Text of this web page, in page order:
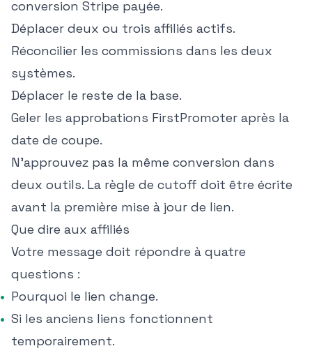
conversion Stripe payée.
Déplacer deux ou trois affiliés actifs.
Réconcilier les commissions dans les deux
systèmes.
Déplacer le reste de la base.
Geler les approbations FirstPromoter après la
date de coupe.
N'approuvez pas la même conversion dans
deux outils. La règle de cutoff doit être écrite
avant la première mise à jour de lien.
Que dire aux affiliés
Votre message doit répondre à quatre
questions :
Pourquoi le lien change.
Si les anciens liens fonctionnent
temporairement.